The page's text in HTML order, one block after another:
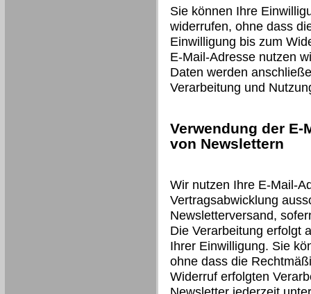
Sie können Ihre
widerrufen, ohne dass
Einwilligung bis zum
E-Mail-Adresse nutzen
Daten werden
Verarbeitung und
Verwendung der
von Newslettern
Wir nutzen Ihre E-Mail-
Vertragsabwicklung
Newsletterversand,
Die Verarbeitung erfolgt
Ihrer Einwilligung. Sie
ohne dass die
Widerruf erfolgten